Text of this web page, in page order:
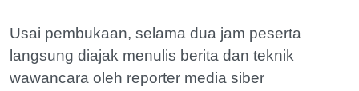
Usai pembukaan, selama dua jam peserta
langsung diajak menulis berita dan teknik
wawancara oleh reporter media siber